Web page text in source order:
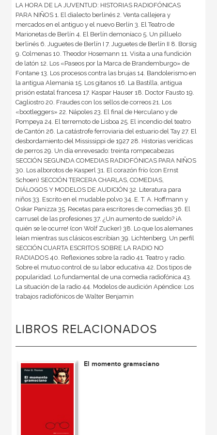
LA HORA DE LA JUVENTUD: HISTORIAS RADIOFÓNICAS
PARA NIÑOS 1. El dialecto berlinés 2. Venta callejera y
mercados en el antiguo y el nuevo Berlín 3. El Teatro de
Marionetas de Berlín 4. El Berlín demoníaco 5. Un pilluelo
berlinés 6. Juguetes de Berlín I 7. Juguetes de Berlín II 8. Borsig
9. Colmenas 10. Theodor Hosemann 11. Visita a una fundición
de latón 12. Los «Paseos por la Marca de Brandemburgo» de
Fontane 13. Los procesos contra las brujas 14. Bandolerismo en
la antigua Alemania 15. Los gitanos 16. La Bastilla, antigua
prisión estatal francesa 17. Kaspar Hauser 18. Doctor Fausto 19.
Cagliostro 20. Fraudes con los sellos de correos 21. Los
«bootleggers» 22. Nápoles 23. El final de Herculano y de
Pompeya 24. El terremoto de Lisboa 25. El incendio del teatro
de Cantón 26. La catástrofe ferroviaria del estuario del Tay 27. El
desbordamiento del Mississippi de 1927 28. Historias verídicas
de perros 29. Un día enrevesado: treinta rompecabezas
SECCIÓN SEGUNDA COMEDIAS RADIOFÓNICAS PARA NIÑOS
30. Los alborotos de Kasperl 31. El corazón frío (con Ernst
Schoen) SECCIÓN TERCERA CHARLAS, COMEDIAS,
DIÁLOGOS Y MODELOS DE AUDICIÓN 32. Literatura para
niños 33. Escrito en el mudable polvo 34. E. T. A. Hoffmann y
Oskar Panizza 35. Recetas para escritores de comedias 36. El
carrusel de las profesiones 37. ¿Un aumento de sueldo? ¡A
quién se le ocurre! (con Wolf Zucker) 38. Lo que los alemanes
leían mientras sus clásicos escribían 39. Lichtenberg. Un perfil
SECCIÓN CUARTA ESCRITOS SOBRE LA RADIO NO
RADIADOS 40. Reflexiones sobre la radio 41. Teatro y radio.
Sobre el mutuo control de su labor educativa 42. Dos tipos de
popularidad. Lo fundamental de una comedia radiofónica 43.
La situación de la radio 44. Modelos de audición Apéndice: Los
trabajos radiofónicos de Walter Benjamin
LIBROS RELACIONADOS
El momento gramsciano